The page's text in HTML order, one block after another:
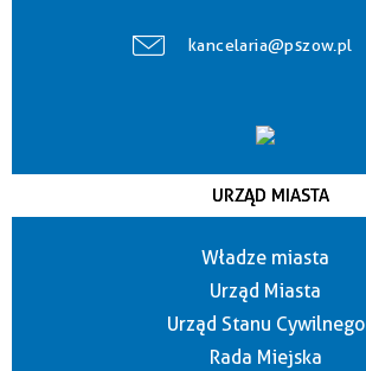
kancelaria@pszow.pl
URZĄD MIASTA
Władze miasta
Urząd Miasta
Urząd Stanu Cywilnego
Rada Miejska